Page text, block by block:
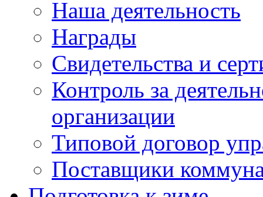
Наша деятельность
Награды
Свидетельства и
Контроль за
организации
Типовой договор
Поставщики